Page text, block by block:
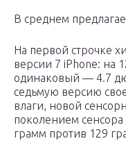
В среднем
На первой строчке
версии 7 iPhone: на
одинаковый — 4.7
седьмую версию
влаги, новой
поколением
грамм против 129